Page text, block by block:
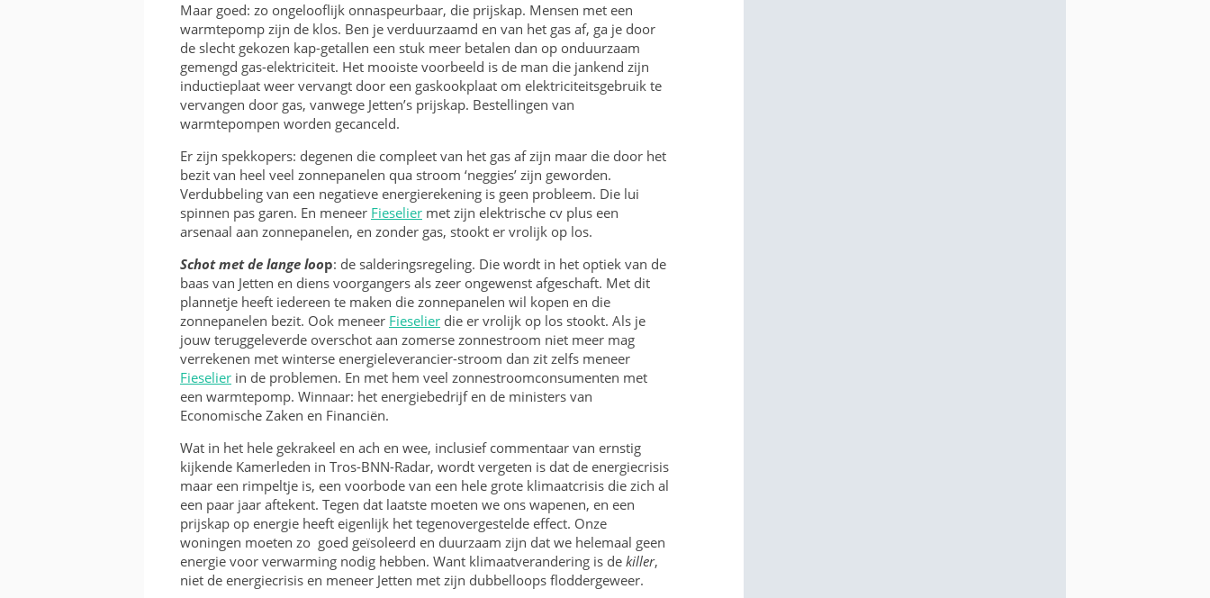
Maar goed: zo ongelooflijk onnaspeurbaar, die prijskap. Mensen met een
warmtepomp zijn de klos. Ben je verduurzaamd en van het gas af, ga je door
de slecht gekozen kap-getallen een stuk meer betalen dan op onduurzaam
gemengd gas-elektriciteit. Het mooiste voorbeeld is de man die jankend zijn
inductieplaat weer vervangt door een gaskookplaat om elektriciteitsgebruik te
vervangen door gas, vanwege Jetten’s prijskap. Bestellingen van
warmtepompen worden gecanceld.
Er zijn spekkopers: degenen die compleet van het gas af zijn maar die door het
bezit van heel veel zonnepanelen qua stroom ‘neggies’ zijn geworden.
Verdubbeling van een negatieve energierekening is geen probleem. Die lui
spinnen pas garen. En meneer Fieselier met zijn elektrische cv plus een
arsenaal aan zonnepanelen, en zonder gas, stookt er vrolijk op los.
Schot met de lange loop: de salderingsregeling. Die wordt in het optiek van de
baas van Jetten en diens voorgangers als zeer ongewenst afgeschaft. Met dit
plannetje heeft iedereen te maken die zonnepanelen wil kopen en die
zonnepanelen bezit. Ook meneer Fieselier die er vrolijk op los stookt. Als je
jouw teruggeleverde overschot aan zomerse zonnestroom niet meer mag
verrekenen met winterse energieleverancier-stroom dan zit zelfs meneer
Fieselier in de problemen. En met hem veel zonnestroomconsumenten met
een warmtepomp. Winnaar: het energiebedrijf en de ministers van
Economische Zaken en Financiën.
Wat in het hele gekrakeel en ach en wee, inclusief commentaar van ernstig
kijkende Kamerleden in Tros-BNN-Radar, wordt vergeten is dat de energiecrisis
maar een rimpeltje is, een voorbode van een hele grote klimaatcrisis die zich al
een paar jaar aftekent. Tegen dat laatste moeten we ons wapenen, en een
prijskap op energie heeft eigenlijk het tegenovergestelde effect. Onze
woningen moeten zo goed geïsoleerd en duurzaam zijn dat we helemaal geen
energie voor verwarming nodig hebben. Want klimaatverandering is de killer,
niet de energiecrisis en meneer Jetten met zijn dubbelloops floddergeweer.